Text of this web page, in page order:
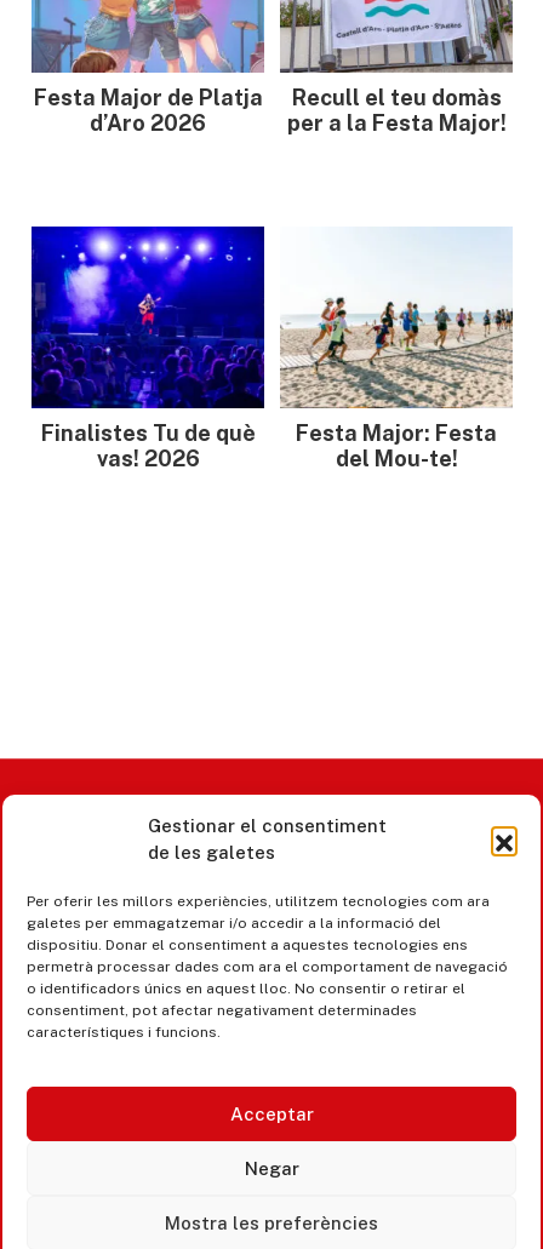
Gestionar el consentiment
de les galetes
Per oferir les millors experiències, utilitzem tecnologies com ara
galetes per emmagatzemar i/o accedir a la informació del
dispositiu. Donar el consentiment a aquestes tecnologies ens
permetrà processar dades com ara el comportament de navegació
o identificadors únics en aquest lloc. No consentir o retirar el
consentiment, pot afectar negativament determinades
característiques i funcions.
Acceptar
Negar
Mostra les preferències
Festa Major de Platja
d’Aro 2026
Recull el teu domàs
per a la Festa Major!
Finalistes Tu de què
vas! 2026
Festa Major: Festa
del Mou-te!
Castell d’Aro · Platja d’Aro · S’Agaró
365 www.platjadaro
Accesibilitat